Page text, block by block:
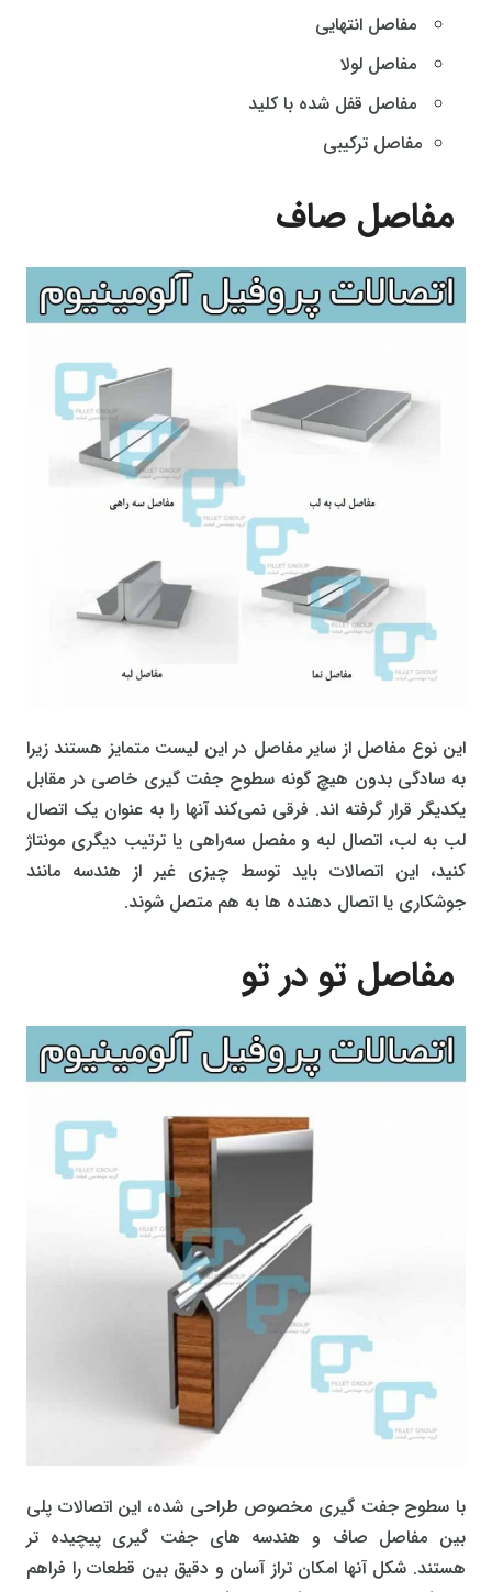
مفاصل انتهایی
مفاصل لولا
مفاصل قفل شده با کلید
مفاصل ترکیبی
مفاصل صاف
این نوع مفاصل از سایر مفاصل در این لیست متمایز هستند زیرا
به سادگی بدون هیچ گونه سطوح جفت گیری خاصی در مقابل
یکدیگر قرار گرفته اند. فرقی نمی‌کند آنها را به عنوان یک اتصال
لب به لب، اتصال لبه و مفصل سه‌راهی یا ترتیب دیگری مونتاژ
کنید، این اتصالات باید توسط چیزی غیر از هندسه مانند
جوشکاری یا اتصال دهنده ها به هم متصل شوند.
مفاصل تو در تو
با سطوح جفت گیری مخصوص طراحی شده، این اتصالات پلی
بین مفاصل صاف و هندسه های جفت گیری پیچیده تر
هستند. شکل آنها امکان تراز آسان و دقیق بین قطعات را فراهم